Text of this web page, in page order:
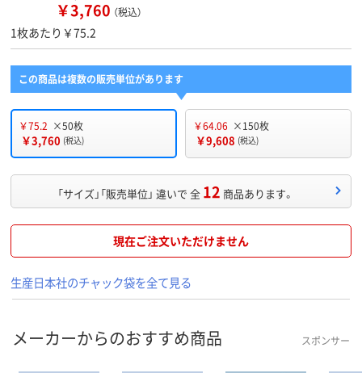
￥3,760 （税込）
1枚あたり￥75.2
この商品は複数の販売単位があります
￥75.2 ×50枚
￥3,760 (税込)
￥64.06 ×150枚
￥9,608 (税込)
「サイズ」「販売単位」 違いで 全 12 商品あります。
現在ご注文いただけません
生産日本社のチャック袋を全て見る
メーカーからのおすすめ商品 スポンサー